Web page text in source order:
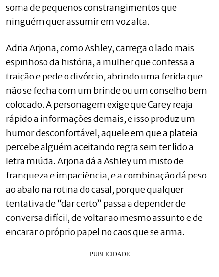
soma de pequenos constrangimentos que
ninguém quer assumir em voz alta.
Adria Arjona, como Ashley, carrega o lado mais
espinhoso da história, a mulher que confessa a
traição e pede o divórcio, abrindo uma ferida que
não se fecha com um brinde ou um conselho bem
colocado. A personagem exige que Carey reaja
rápido a informações demais, e isso produz um
humor desconfortável, aquele em que a plateia
percebe alguém aceitando regra sem ter lido a
letra miúda. Arjona dá a Ashley um misto de
franqueza e impaciência, e a combinação dá peso
ao abalo na rotina do casal, porque qualquer
tentativa de “dar certo” passa a depender de
conversa difícil, de voltar ao mesmo assunto e de
encarar o próprio papel no caos que se arma.